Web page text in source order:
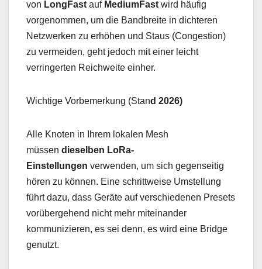
von LongFast auf MediumFast wird häufig
vorgenommen, um die Bandbreite in dichteren
Netzwerken zu erhöhen und Staus (Congestion)
zu vermeiden, geht jedoch mit einer leicht
verringerten Reichweite einher.
Wichtige Vorbemerkung (Stand 2026)
Alle Knoten in Ihrem lokalen Mesh
müssen dieselben LoRa-
Einstellungen verwenden, um sich gegenseitig
hören zu können. Eine schrittweise Umstellung
führt dazu, dass Geräte auf verschiedenen Presets
vorübergehend nicht mehr miteinander
kommunizieren, es sei denn, es wird eine Bridge
genutzt.